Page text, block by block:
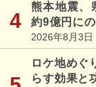
熊本地震、
約9億円に
2026年8月3日
ロケ地めぐ
らす効果と